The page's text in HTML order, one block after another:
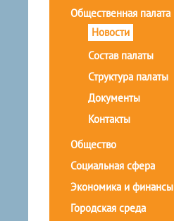
Общественная палата
Новости
Состав палаты
Структура палаты
Документы
Контакты
Общество
Социальная сфера
Экономика и финансы
Городская среда